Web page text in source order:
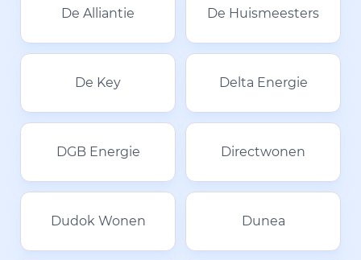
De Alliantie De Huismeesters
De Key Delta Energie
DGB Energie Directwonen
Dudok Wonen Dunea